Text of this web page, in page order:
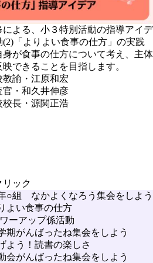
よる、小３特別活動の指導アイデ
「よりよい食事の仕方」の実践
が食事の仕方について考え、主体
できることを目指します。
諭・江原和宏
官・和久井伸彦
長・源関正浩
ック
組 なかよくなろう集会をしよう
い食事の仕方
ーアップ係活動
がんばったね集会をしよう
う！読書の楽しさ
がんばったね集会をしよう